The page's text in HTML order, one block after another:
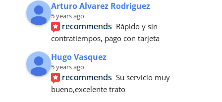
Arturo Alvarez Rodriguez
5 years ago
recommends Rápido y sin
contratiempos, pago con tarjeta
Hugo Vasquez
5 years ago
recommends Su servicio muy
bueno,excelente trato